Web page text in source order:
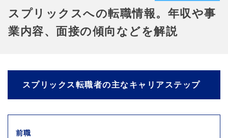
スプリックスへの転職情報。年収や事
業内容、面接の傾向などを解説
スプリックス転職者の主なキャリアステップ
前職